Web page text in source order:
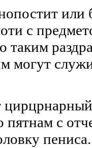
или
с
таким
могут
пятнам с
пениса.